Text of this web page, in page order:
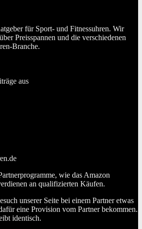
für Sport- und Fitnessuhren. Wir
Preisspannen und die verschiedenen
Branche.
aus
wie das Amazon
an qualifizierten Käufen.
unserer Seite bei einem Partner etwas
eine Provision vom Partner bekommen.
identisch.